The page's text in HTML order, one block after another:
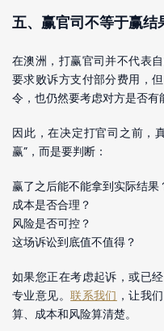
五、赢官司不等于赢结
在澳洲，打赢官司并不代表
要求败诉方支付部分费用，
令，也仍然要考虑对方是否有
因此，在决定打官司之前，
赢”，而是要判断：
赢了之后能不能拿到实际结果
成本是否合理？
风险是否可控？
这场诉讼到底值不值得？
如果您正在考虑起诉，或已
专业意见。联系我们 ，让我
算、成本和风险算清楚。